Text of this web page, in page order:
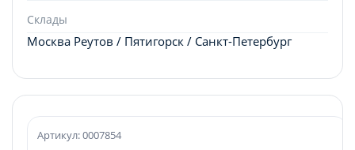
Склады
Москва Реутов / Пятигорск / Санкт-Петербург
Артикул: 0007854